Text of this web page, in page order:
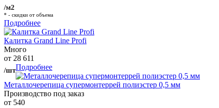
/м2
* - скидки от объема
Подробнее
Калитка Grand Line Profi
Много
от 28 611
/штПодробнее
Металлочерепица супермонтеррей полиэстер 0,5 мм
Производство под заказ
от 540